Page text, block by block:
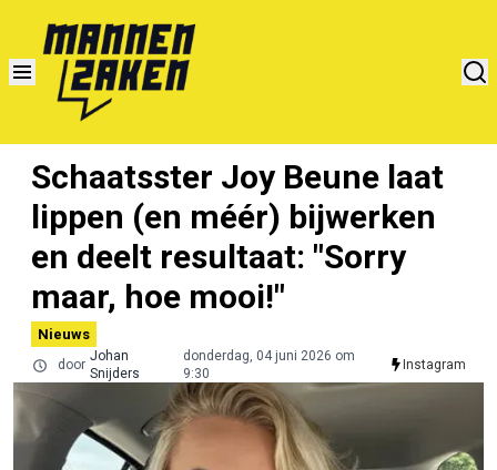
Schaatsster Joy Beune laat
lippen (en méér) bijwerken
en deelt resultaat: "Sorry
maar, hoe mooi!"
Nieuws
door
Johan
Snijders
donderdag, 04 juni 2026 om
9:30
Instagram